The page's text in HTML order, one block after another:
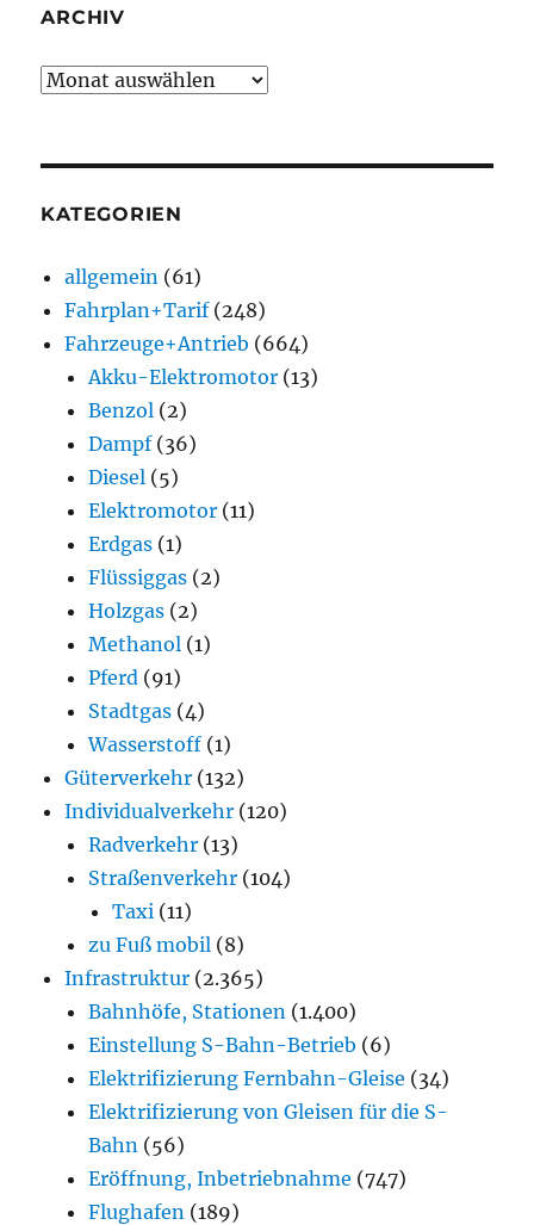
ARCHIV
Archiv
KATEGORIEN
allgemein (61)
Fahrplan+Tarif(248)
Fahrzeuge+Antrieb (664)
Akku-Elektromotor (13)
Benzol (2)
Dampf(36)
Diesel (5)
Elektromotor (11)
Erdgas (1)
Flüssiggas (2)
Holzgas (2)
Methanol (1)
Pferd (91)
Stadtgas (4)
Wasserstoff (1)
Güterverkehr (132)
Individualverkehr (120)
Radverkehr (13)
Straßenverkehr (104)
Taxi (11)
zu Fuß mobil (8)
Infrastruktur (2.365)
Bahnhöfe, Stationen (1.400)
Einstellung S-Bahn-Betrieb (6)
Elektrifizierung Fernbahn-Gleise (34)
Elektrifizierung von Gleisen für die S-
Bahn (56)
Eröffnung, Inbetriebnahme (747)
Flughafen (189)